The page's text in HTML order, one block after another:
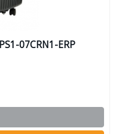
07CRN1-ERP